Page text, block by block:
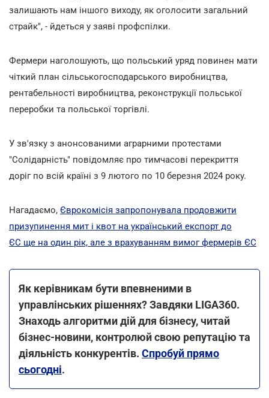
залишають нам іншого виходу, як оголосити загальний
страйк", - йдеться у заяві профспілки.
Фермери наголошують, що польський уряд повинен мати
чіткий план сільськогосподарського виробництва,
рентабельності виробництва, реконструкції польської
переробки та польської торгівлі.
У зв'язку з анонсованими аграрними протестами
"Солідарність" повідомляє про тимчасові перекриття
доріг по всій країні з 9 лютого по 10 березня 2024 року.
Нагадаємо, Єврокомісія запропонувала продовжити
призупинення мит і квот на український експорт до
ЄС ще на один рік, але з врахуванням вимог фермерів ЄС
Як керівникам бути впевненими в
управлінських рішеннях? Завдяки LIGA360.
Знаходь алгоритми дій для бізнесу, читай
бізнес-новини, контролюй свою репутацію та
діяльність конкурентів. Спробуй прямо
сьогодні.